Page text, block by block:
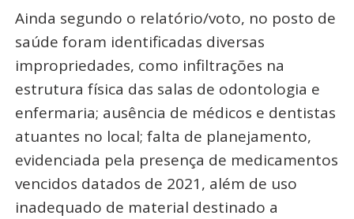
Ainda segundo o relatório/voto, no posto de
saúde foram identificadas diversas
impropriedades, como infiltrações na
estrutura física das salas de odontologia e
enfermaria; ausência de médicos e dentistas
atuantes no local; falta de planejamento,
evidenciada pela presença de medicamentos
vencidos datados de 2021, além de uso
inadequado de material destinado a